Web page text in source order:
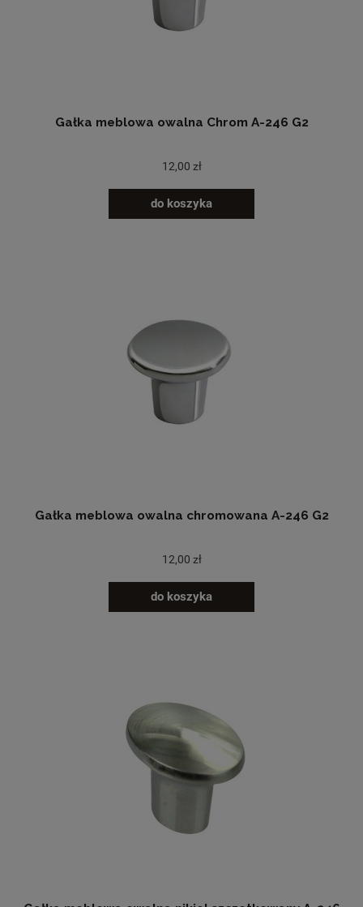
Gałka meblowa owalna Chrom A-246 G2
12,00 zł
do koszyka
Gałka meblowa owalna chromowana A-246 G2
12,00 zł
do koszyka